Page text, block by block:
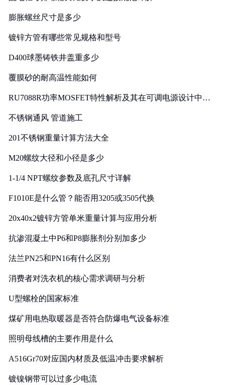
膨胀螺丝尺寸是多少
镀锌方管有哪些常见规格和型号
D400球墨铸铁井盖重多少
覆膜砂的耐高温性能如何
RU7088R功率MOSFET特性解析及其在可调电源设计中的
不锈钢通风 管道施工
201不锈钢重量计算方法大全
M20螺纹大径和小径是多少
1-1/4 NPT螺纹参数及底孔尺寸详解
F1010E是什么管？能否用3205或3505代换
20x40x2镀锌方管单米重量计算与应用分析
抗渗混凝土中P6和P8膨胀剂分别加多少
法兰PN25和PN16有什么区别
消费者对洗衣机的核心需求调研与分析
U型螺栓的国家标准
煤矿用电热取暖器是否符合防爆电气设备标准
照明母线槽的主要作用是什么
A516Gr70对应国内材质及低温冲击要求解析
镀镍钢带可以过多少电流